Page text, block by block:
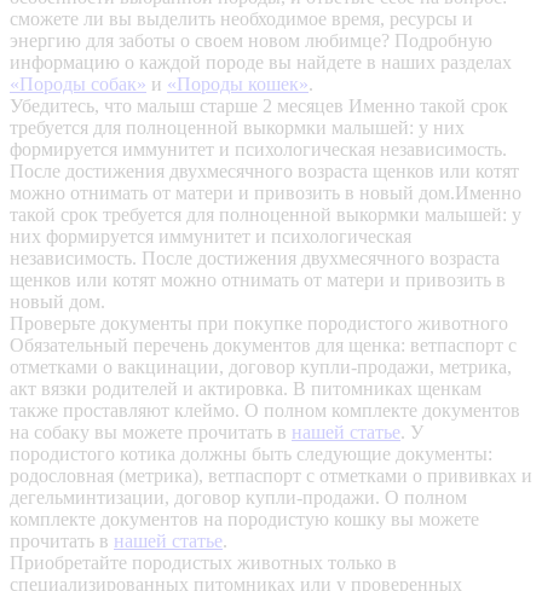
сможете ли вы выделить необходимое время, ресурсы и
энергию для заботы о своем новом любимце? Подробную
информацию о каждой породе вы найдете в наших разделах
«Породы собак» и «Породы кошек».
Убедитесь, что малыш старше 2 месяцев Именно такой срок
требуется для полноценной выкормки малышей: у них
формируется иммунитет и психологическая независимость.
После достижения двухмесячного возраста щенков или котят
можно отнимать от матери и привозить в новый дом.Именно
такой срок требуется для полноценной выкормки малышей: у
них формируется иммунитет и психологическая
независимость. После достижения двухмесячного возраста
щенков или котят можно отнимать от матери и привозить в
новый дом.
Проверьте документы при покупке породистого животного
Обязательный перечень документов для щенка: ветпаспорт с
отметками о вакцинации, договор купли-продажи, метрика,
акт вязки родителей и актировка. В питомниках щенкам
также проставляют клеймо. О полном комплекте документов
на собаку вы можете прочитать в нашей статье. У
породистого котика должны быть следующие документы:
родословная (метрика), ветпаспорт с отметками о прививках и
дегельминтизации, договор купли-продажи. О полном
комплекте документов на породистую кошку вы можете
прочитать в нашей статье.
Приобретайте породистых животных только в
специализированных питомниках или у проверенных